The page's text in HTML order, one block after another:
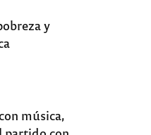
y
música,